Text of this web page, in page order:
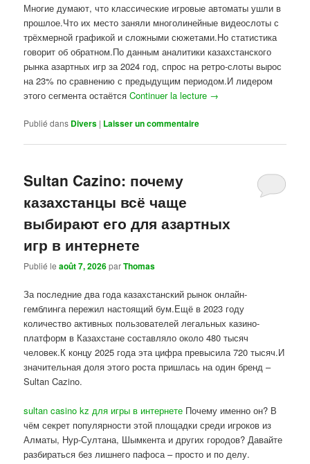
Многие думают, что классические игровые автоматы ушли в
прошлое.Что их место заняли многолинейные видеослоты с
трёхмерной графикой и сложными сюжетами.Но статистика
говорит об обратном.По данным аналитики казахстанского
рынка азартных игр за 2024 год, спрос на ретро-слоты вырос
на 23% по сравнению с предыдущим периодом.И лидером
этого сегмента остаётсяContinuer la lecture →
Publié dans Divers | Laisser un commentaire
Sultan Cazino: почему
казахстанцы всё чаще
выбирают его для азартных
игр в интернете
Publié leaoût 7, 2026parThomas
За последние два года казахстанский рынок онлайн-
гемблинга пережил настоящий бум.Ещё в 2023 году
количество активных пользователей легальных казино-
платформ в Казахстане составляло около 480 тысяч
человек.К концу 2025 года эта цифра превысила 720 тысяч.И
значительная доля этого роста пришлась на один бренд –
Sultan Cazino.
sultan casino kz для игры в интернете Почему именно он? В
чём секрет популярности этой площадки среди игроков из
Алматы, Нур-Султана, Шымкента и других городов? Давайте
разбираться без лишнего пафоса – просто и по делу.